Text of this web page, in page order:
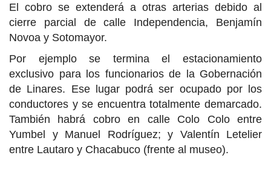
El cobro se extenderá a otras arterias debido al
cierre parcial de calle Independencia, Benjamín
Novoa y Sotomayor.
Por ejemplo se termina el estacionamiento
exclusivo para los funcionarios de la Gobernación
de Linares. Ese lugar podrá ser ocupado por los
conductores y se encuentra totalmente demarcado.
También habrá cobro en calle Colo Colo entre
Yumbel y Manuel Rodríguez; y Valentín Letelier
entre Lautaro y Chacabuco (frente al museo).